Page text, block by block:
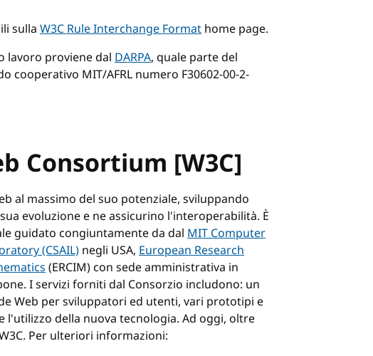
sulla W3C Rule Interchange Format home page.
lavoro proviene dal DARPA, quale parte del
cooperativo MIT/AFRL numero F30602-00-2-
Consortium [W3C]
al massimo del suo potenziale, sviluppando
evoluzione e ne assicurino l'interoperabilità. È
guidato congiuntamente da dal MIT Computer
(CSAIL) negli USA, European Research
(ERCIM) con sede amministrativa in
I servizi forniti dal Consorzio includono: un
Web per sviluppatori ed utenti, vari prototipi e
della nuova tecnologia. Ad oggi, oltre
Per ulteriori informazioni: